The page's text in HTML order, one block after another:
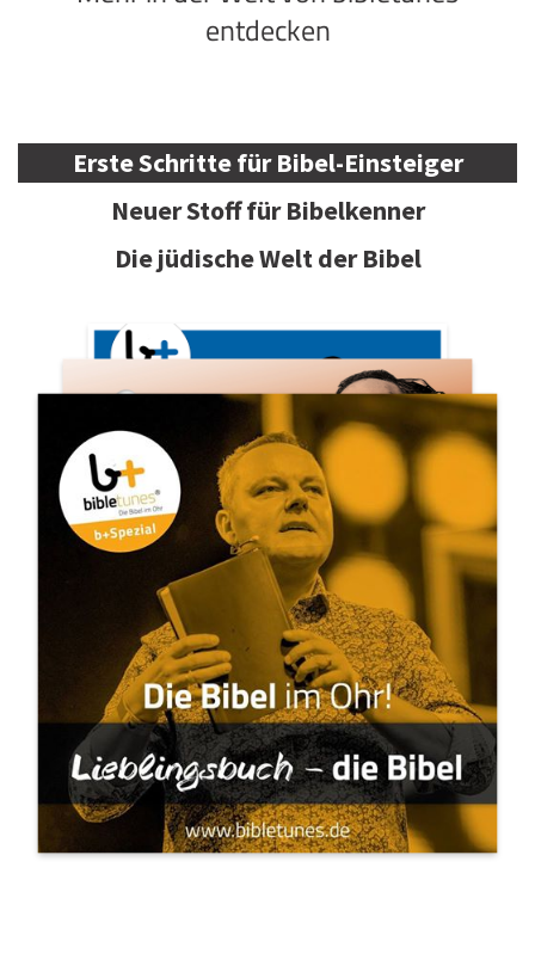
entdecken
Erste Schritte für Bibel-Einsteiger
Neuer Stoff für Bibelkenner
Die jüdische Welt der Bibel